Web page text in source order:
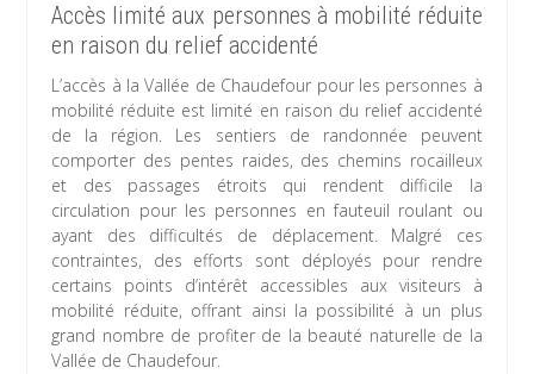
Accès limité aux personnes à mobilité réduite
en raison du relief accidenté
L’accès à la Vallée de Chaudefour pour les personnes à
mobilité réduite est limité en raison du relief accidenté
de la région. Les sentiers de randonnée peuvent
comporter des pentes raides, des chemins rocailleux
et des passages étroits qui rendent difficile la
circulation pour les personnes en fauteuil roulant ou
ayant des difficultés de déplacement. Malgré ces
contraintes, des efforts sont déployés pour rendre
certains points d’intérêt accessibles aux visiteurs à
mobilité réduite, offrant ainsi la possibilité à un plus
grand nombre de profiter de la beauté naturelle de la
Vallée de Chaudefour.